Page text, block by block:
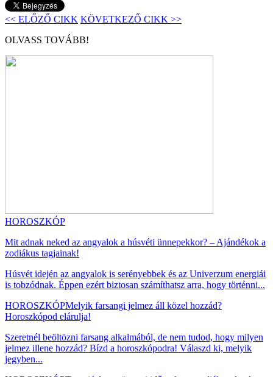
<< ELŐZŐ CIKK KÖVETKEZŐ CIKK >>
OLVASS TOVÁBB!
HOROSZKÓP
Mit adnak neked az angyalok a húsvéti ünnepekkor? – Ajándékok a
zodiákus tagjainak!
Húsvét idején az angyalok is serényebbek és az Univerzum energiái
is tobzódnak. Éppen ezért biztosan számíthatsz arra, hogy történni...
HOROSZKÓPMelyik farsangi jelmez áll közel hozzád?
Horoszkópod elárulja!
Szeretnél beöltözni farsang alkalmából, de nem tudod, hogy milyen
jelmez illene hozzád? Bízd a horoszkópodra! Válaszd ki, melyik
jegyben...